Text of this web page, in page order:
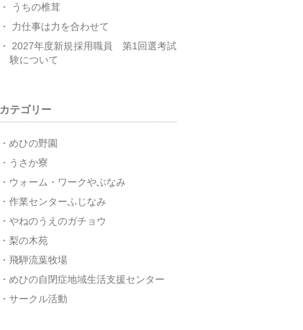
うちの椎茸
力仕事は力を合わせて
2027年度新規採用職員 第1回選考試
験について
カテゴリー
めひの野園
うさか寮
ウォーム・ワークやぶなみ
作業センターふじなみ
やねのうえのガチョウ
梨の木苑
飛騨流葉牧場
めひの自閉症地域生活支援センター
サークル活動